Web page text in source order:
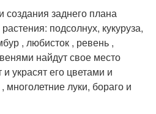
создания заднего плана
подсолнух, кукуруза,
, любисток , ревень ,
найдут свое место
украсят его цветами и
луки, бораго и